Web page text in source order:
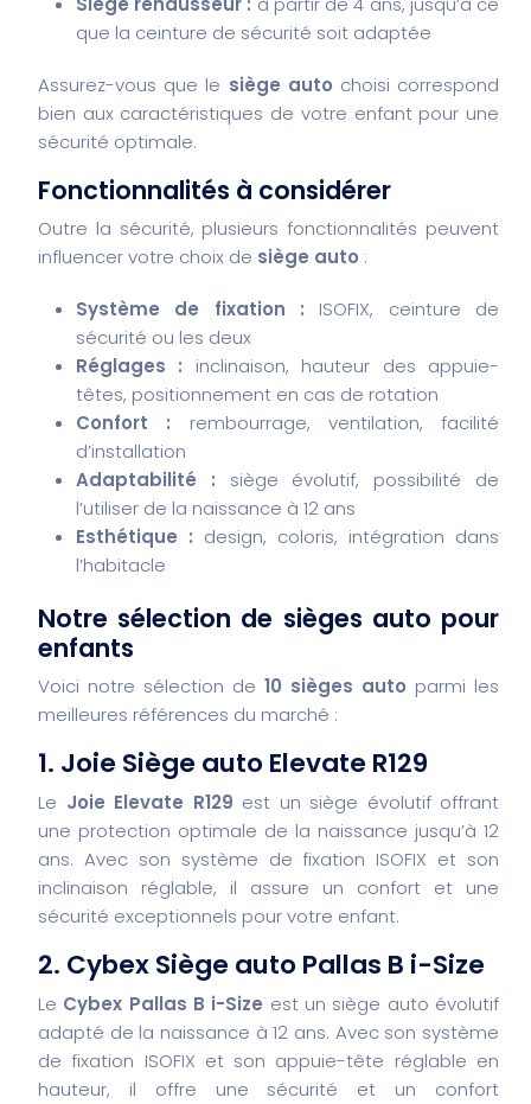
que la ceinture de sécurité soit adaptée
Assurez-vous que le siège auto choisi correspond
bien aux caractéristiques de votre enfant pour une
sécurité optimale.
Fonctionnalités à considérer
Outre la sécurité, plusieurs fonctionnalités peuvent
influencer votre choix de siège auto :
Système de fixation : ISOFIX, ceinture de
sécurité ou les deux
Réglages : inclinaison, hauteur des appuie-
têtes, positionnement en cas de rotation
Confort : rembourrage, ventilation, facilité
d’installation
Adaptabilité : siège évolutif, possibilité de
l’utiliser de la naissance à 12 ans
Esthétique : design, coloris, intégration dans
l’habitacle
Notre sélection de sièges auto pour
enfants
Voici notre sélection de 10 sièges auto parmi les
meilleures références du marché :
1. Joie Siège auto Elevate R129
Le Joie Elevate R129 est un siège évolutif offrant
une protection optimale de la naissance jusqu’à 12
ans. Avec son système de fixation ISOFIX et son
inclinaison réglable, il assure un confort et une
sécurité exceptionnels pour votre enfant.
2. Cybex Siège auto Pallas B i-Size
Le Cybex Pallas B i-Size est un siège auto évolutif
adapté de la naissance à 12 ans. Avec son système
de fixation ISOFIX et son appuie-tête réglable en
hauteur, il offre une sécurité et un confort